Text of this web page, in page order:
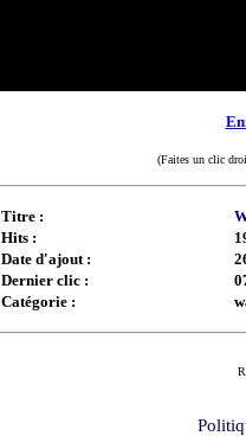
(Faites un clic
Titre :
Hits :
Date d'ajout :
Dernier clic :
Catégorie :